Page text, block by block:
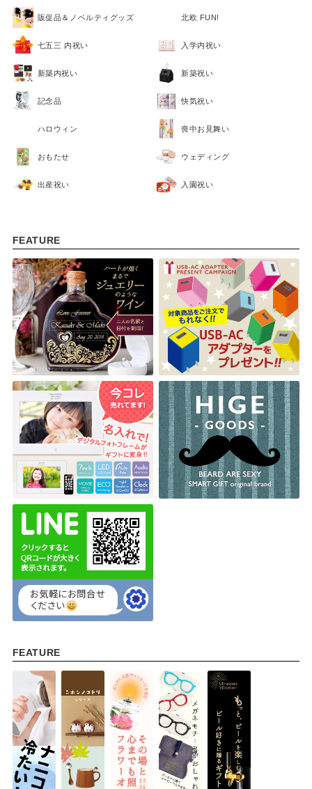
FEATURE
販促品＆ノベルティグッズ 北欧 FUN!
七五三 内祝い 入学内祝い
新築内祝い 新築祝い
記念品 快気祝い
ハロウィン 喪中お見舞い
おもたせ ウェディング
出産祝い 入園祝い
FEATURE
FEATURE